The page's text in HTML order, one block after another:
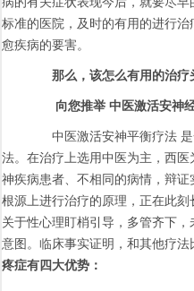
标准的医院，及时的有用的进行
愈疾病的要害。
那么，该怎么有用的治疗
向您推举 中医激活安神
中医激活安神平衡疗法 是
法。在治疗上选用中医为主，西
神疾病患者、不相同的病情，辩
根源上进行治疗的原理，正在此
关于性心理盯梢引导，多管齐下
意图。临床事实证明，和其他疗法
疼症有四大优势：